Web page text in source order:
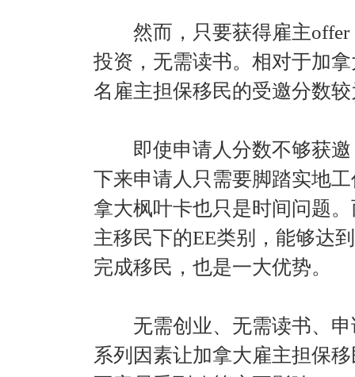
然而，只要获得雇主offer
投资，无需读书。相对于加
名雇主担保移民的受邀分数
即使申请人分数不够获邀
下来申请人只需要脚踏实地
拿大枫叶卡也只是时间问题
主移民下的EE类别，能够达
完成移民，也是一大优势。
无需创业、无需读书、申
系列因素让加拿大雇主担保